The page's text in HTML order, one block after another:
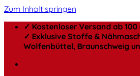
Zum Inhalt springen
✓ Kostenloser Versand ab 100
✓ Exklusive Stoffe &
Wolfenbüttel, Braunschweig